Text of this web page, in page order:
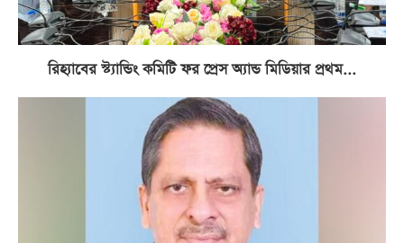
রিহ্যাবের স্ট্যান্ডিং কমিটি ফর প্রেস অ্যান্ড মিডিয়ার প্রথম...